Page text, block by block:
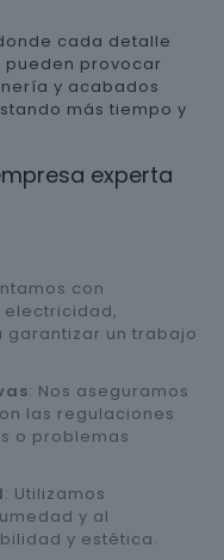
cada detalle
pueden provocar
y acabados
más tiempo y
experta
con
un trabajo
: Nos aseguramos
las regulaciones
o problemas
: Utilizamos
y al
y estética.